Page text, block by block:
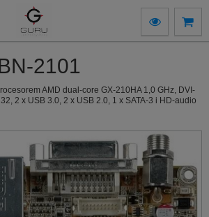
2101
AMD dual-core GX-210HA 1,0 GHz, DVI-
2 x USB 3.0, 2 x USB 2.0, 1 x SATA-3 i HD-audio